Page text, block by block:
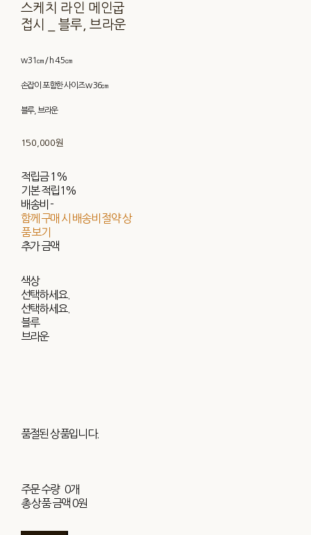
스케치 라인 메인굽
접시 _ 블루, 브라운
w 31㎝ / h 4.5㎝
손잡이 포함한 사이즈 w 36㎝
블루, 브라운
150,000원
적립금 1%
기본 적립1%
배송비-
함께 구매 시 배송비 절약 상
품 보기
추가 금액
색상
선택하세요.
선택하세요.
블루
브라운
품절된 상품입니다.
주문 수량 0개
총 상품 금액0원